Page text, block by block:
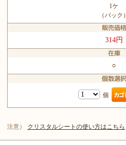
1ケ
（パック）
314円
○
個
注意） クリスタルシートの使い方はこちら